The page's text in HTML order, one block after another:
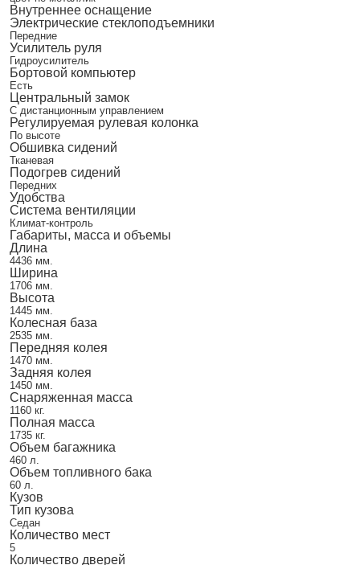
Внутреннее оснащение
Электрические стеклоподъемники
Передние
Усилитель руля
Гидроусилитель
Бортовой компьютер
Есть
Центральный замок
С дистанционным управлением
Регулируемая рулевая колонка
По высоте
Обшивка сидений
Тканевая
Подогрев сидений
Передних
Удобства
Система вентиляции
Климат-контроль
Габариты, масса и объемы
Длина
4436 мм.
Ширина
1706 мм.
Высота
1445 мм.
Колесная база
2535 мм.
Передняя колея
1470 мм.
Задняя колея
1450 мм.
Снаряженная масса
1160 кг.
Полная масса
1735 кг.
Объем багажника
460 л.
Объем топливного бака
60 л.
Кузов
Тип кузова
Седан
Количество мест
5
Количество дверей